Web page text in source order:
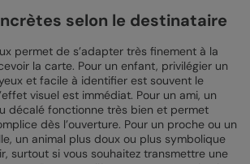
selon le destinataire
permet de s’adapter très finement à la
la carte. Pour un enfant, privilégier un
et facile à identifier est souvent le
visuel est immédiat. Pour un ami, un
décalé fonctionne très bien et permet
dès l’ouverture. Pour un proche ou un
un animal plus doux ou plus symbolique
surtout si vous souhaitez transmettre une